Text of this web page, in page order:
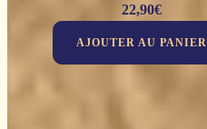
22,90€
AJOUTER AU PANIER